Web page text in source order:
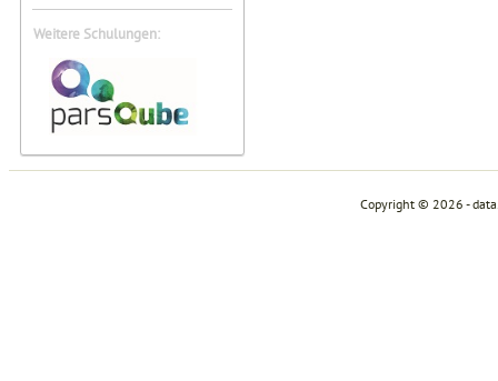
Weitere Schulungen:
Copyright © 2026 -